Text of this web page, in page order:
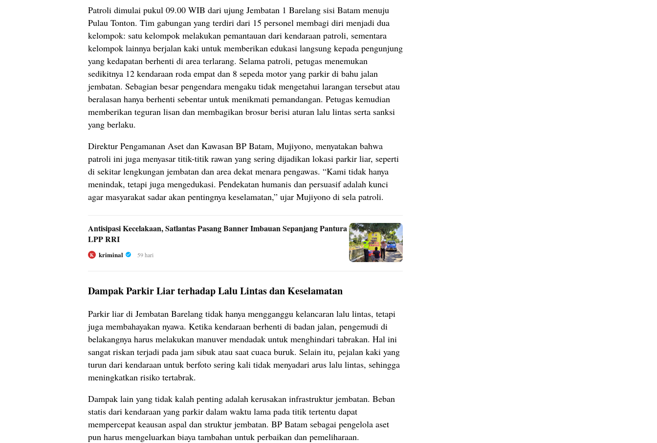
Patroli dimulai pukul 09.00 WIB dari ujung Jembatan 1 Barelang sisi Batam menuju
Pulau Tonton. Tim gabungan yang terdiri dari 15 personel membagi diri menjadi dua
kelompok: satu kelompok melakukan pemantauan dari kendaraan patroli, sementara
kelompok lainnya berjalan kaki untuk memberikan edukasi langsung kepada pengunjung
yang kedapatan berhenti di area terlarang. Selama patroli, petugas menemukan
sedikitnya 12 kendaraan roda empat dan 8 sepeda motor yang parkir di bahu jalan
jembatan. Sebagian besar pengendara mengaku tidak mengetahui larangan tersebut atau
beralasan hanya berhenti sebentar untuk menikmati pemandangan. Petugas kemudian
memberikan teguran lisan dan membagikan brosur berisi aturan lalu lintas serta sanksi
yang berlaku.
Direktur Pengamanan Aset dan Kawasan BP Batam, Mujiyono, menyatakan bahwa
patroli ini juga menyasar titik-titik rawan yang sering dijadikan lokasi parkir liar, seperti
di sekitar lengkungan jembatan dan area dekat menara pengawas. “Kami tidak hanya
menindak, tetapi juga mengedukasi. Pendekatan humanis dan persuasif adalah kunci
agar masyarakat sadar akan pentingnya keselamatan,” ujar Mujiyono di sela patroli.
Antisipasi Kecelakaan, Satlantas Pasang Banner Imbauan Sepanjang Pantura
LPP RRI
K kriminal 59 hari
Dampak Parkir Liar terhadap Lalu Lintas dan Keselamatan
Parkir liar di Jembatan Barelang tidak hanya mengganggu kelancaran lalu lintas, tetapi
juga membahayakan nyawa. Ketika kendaraan berhenti di badan jalan, pengemudi di
belakangnya harus melakukan manuver mendadak untuk menghindari tabrakan. Hal ini
sangat riskan terjadi pada jam sibuk atau saat cuaca buruk. Selain itu, pejalan kaki yang
turun dari kendaraan untuk berfoto sering kali tidak menyadari arus lalu lintas, sehingga
meningkatkan risiko tertabrak.
Dampak lain yang tidak kalah penting adalah kerusakan infrastruktur jembatan. Beban
statis dari kendaraan yang parkir dalam waktu lama pada titik tertentu dapat
mempercepat keausan aspal dan struktur jembatan. BP Batam sebagai pengelola aset
pun harus mengeluarkan biaya tambahan untuk perbaikan dan pemeliharaan.